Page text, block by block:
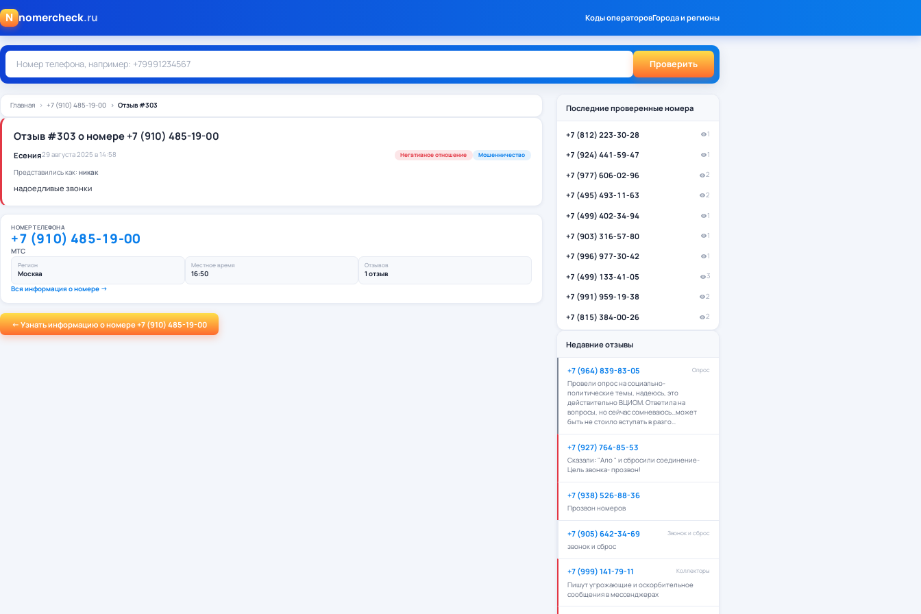
N nomercheck.ru Коды операторовГорода и регионы
Проверить
Главная +7 (910) 485-19-00 Отзыв #303
Отзыв #303 о номере +7 (910) 485-19-00
Есения29 августа 2025 в 14:58 Негативное отношение Мошенничество
Представились как: никак
надоедливые звонки
НОМЕР ТЕЛЕФОНА
+7 (910) 485-19-00
МТС
Регион
Москва
Местное время
16:50
Отзывов
1 отзыв
Вся информация о номере →
← Узнать информацию о номере +7 (910) 485-19-00
Последние проверенные номера
+7 (812) 223-30-28 1
+7 (924) 441-59-47 1
+7 (977) 606-02-96 2
+7 (495) 493-11-63 2
+7 (499) 402-34-94 1
+7 (903) 316-57-80 1
+7 (996) 977-30-42 1
+7 (499) 133-41-05 3
+7 (991) 959-19-38 2
+7 (815) 384-00-26 2
Недавние отзывы
+7 (964) 839-83-05 Опрос
Провели опрос на социально-
политические темы, надеюсь, это
действительно ВЦИОМ. Ответила на
вопросы, но сейчас сомневаюсь…может
быть не стоило вступать в разго…
+7 (927) 764-85-53
Сказали: "Ало " и сбросили соединение-
Цель звонка- прозвон!
+7 (938) 526-88-36
Прозвон номеров
+7 (905) 642-34-69 Звонок и сброс
звонок и сброс
+7 (999) 141-79-11 Коллекторы
Пишут угрожающие и оскорбительное
сообщения в мессенджерах